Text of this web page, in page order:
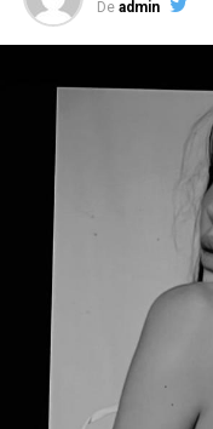
De admin